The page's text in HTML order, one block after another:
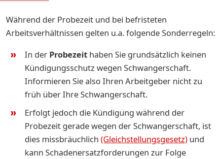
Während der Probezeit und bei befristeten
Arbeitsverhältnissen gelten u.a. folgende Sonderregeln:
In der Probezeit haben Sie grundsätzlich keinen
Kündigungsschutz wegen Schwangerschaft.
Informieren Sie also Ihren Arbeitgeber nicht zu
früh über Ihre Schwangerschaft.
Erfolgt jedoch die Kündigung während der
Probezeit gerade wegen der Schwangerschaft, ist
dies missbräuchlich (Gleichstellungsgesetz) und
kann Schadenersatzforderungen zur Folge